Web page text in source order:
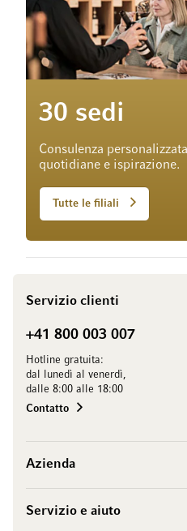
30 sedi
Consulenza
quotidiane e ispirazione.
Tutte le filiali
Servizio clienti
+41 800 003 007
Hotline gratuita:
dal lunedì al venerdì,
dalle 8:00 alle 18:00
Contatto
Azienda
Servizio e aiuto